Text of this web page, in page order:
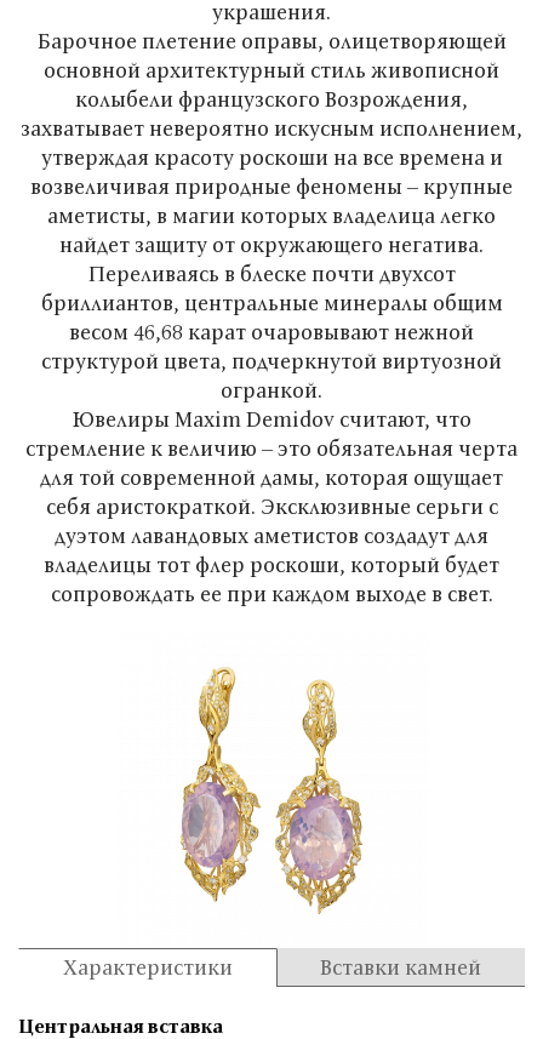
украшения.
Барочное плетение оправы, олицетворяющей
основной архитектурный стиль живописной
колыбели французского Возрождения,
захватывает невероятно искусным исполнением,
утверждая красоту роскоши на все времена и
возвеличивая природные феномены – крупные
аметисты, в магии которых владелица легко
найдет защиту от окружающего негатива.
Переливаясь в блеске почти двухсот
бриллиантов, центральные минералы общим
весом 46,68 карат очаровывают нежной
структурой цвета, подчеркнутой виртуозной
огранкой.
Ювелиры Maxim Demidov считают, что
стремление к величию – это обязательная черта
для той современной дамы, которая ощущает
себя аристократкой. Эксклюзивные серьги с
дуэтом лавандовых аметистов создадут для
владелицы тот флер роскоши, который будет
сопровождать ее при каждом выходе в свет.
Характеристики Вставки камней
Центральная вставка